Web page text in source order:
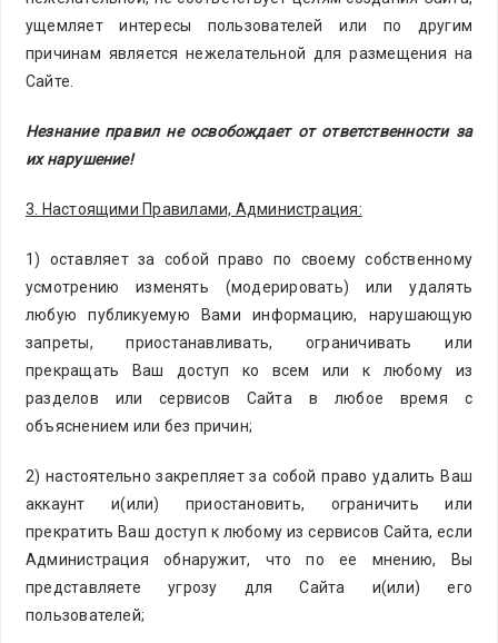
ущемляет интересы пользователей или по другим
причинам является нежелательной для размещения на
Сайте.
Незнание правил не освобождает от ответственности за
их нарушение!
3. Настоящими Правилами, Администрация:
1) оставляет за собой право по своему собственному
усмотрению изменять (модерировать) или удалять
любую публикуемую Вами информацию, нарушающую
запреты, приостанавливать, ограничивать или
прекращать Ваш доступ ко всем или к любому из
разделов или сервисов Сайта в любое время с
объяснением или без причин;
2) настоятельно закрепляет за собой право удалить Ваш
аккаунт и(или) приостановить, ограничить или
прекратить Ваш доступ к любому из сервисов Сайта, если
Администрация обнаружит, что по ее мнению, Вы
представляете угрозу для Сайта и(или) его
пользователей;